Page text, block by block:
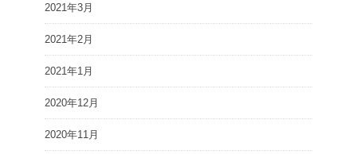
2021年3月
2021年2月
2021年1月
2020年12月
2020年11月